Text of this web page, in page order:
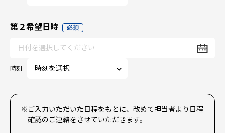
第２希望日時 必須
時刻
※ご入力いただいた日程をもとに、改めて担当者より日程
確認のご連絡をさせていただきます。